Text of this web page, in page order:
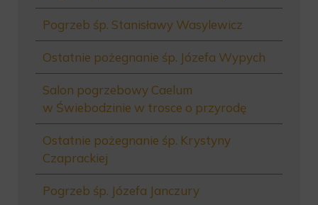
Pogrzeb śp. Stanisławy Wasylewicz
Ostatnie pożegnanie śp. Józefa Wypych
Salon pogrzebowy Caelum
w Świebodzinie w trosce o przyrodę
Ostatnie pożegnanie śp. Krystyny
Czaprackiej
Pogrzeb śp. Józefa Janczury